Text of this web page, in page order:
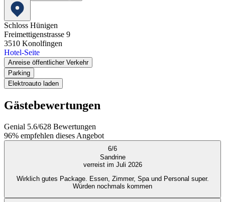
Schloss Hünigen
Freimettigenstrasse 9
3510 Konolfingen
Hotel-Seite
Anreise öffentlicher Verkehr
Parking
Elektroauto laden
Gästebewertungen
Genial 5.6/628 Bewertungen
96% empfehlen dieses Angebot
6/6
Sandrine
verreist im Juli 2026
Wirklich gutes Package. Essen, Zimmer, Spa und Personal super.
Würden nochmals kommen